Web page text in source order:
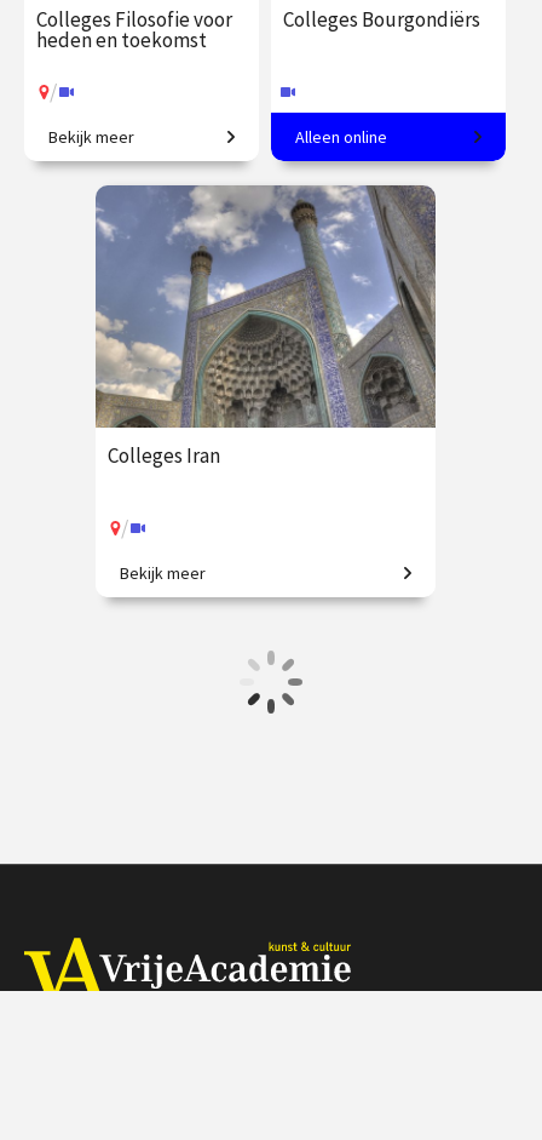
Colleges Filosofie voor
heden en toekomst
/
Wat betekent ethische
verantwoordelijkheid in een
tijd van technologische
innovatie?
€ 345.00
vanaf 22
Op locatie of online
Bekijk meer
Colleges Bourgondiërs
Hoogtij van de kunst in de
Lage Landen.
€ 217.00
vanaf 22
sep.
Online
Alleen online
Colleges Iran
/
Van Persepolis tot het moderne
Teheran.
vanaf 22 sep.
Bekijk meer